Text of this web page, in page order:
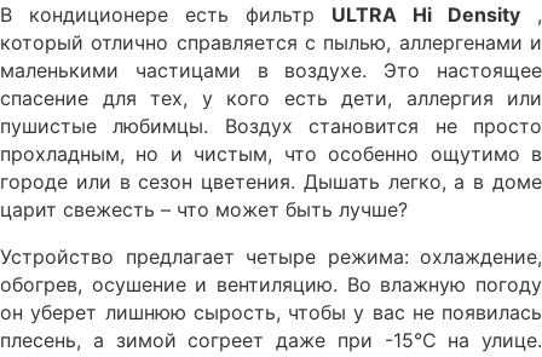
В кондиционере есть фильтр ULTRA Hi Density ,
который отлично справляется с пылью, аллергенами и
маленькими частицами в воздухе. Это настоящее
спасение для тех, у кого есть дети, аллергия или
пушистые любимцы. Воздух становится не просто
прохладным, но и чистым, что особенно ощутимо в
городе или в сезон цветения. Дышать легко, а в доме
царит свежесть – что может быть лучше?
Устройство предлагает четыре режима: охлаждение,
обогрев, осушение и вентиляцию. Во влажную погоду
он уберет лишнюю сырость, чтобы у вас не появилась
плесень, а зимой согреет даже при -15°C на улице.